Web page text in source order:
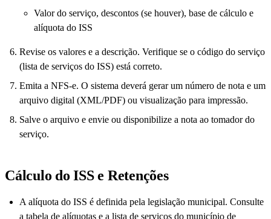
Valor do serviço, descontos (se houver), base de cálculo e
alíquota do ISS
Revise os valores e a descrição. Verifique se o código do serviço
(lista de serviços do ISS) está correto.
Emita a NFS-e. O sistema deverá gerar um número de nota e um
arquivo digital (XML/PDF) ou visualização para impressão.
Salve o arquivo e envie ou disponibilize a nota ao tomador do
serviço.
Cálculo do ISS e Retenções
A alíquota do ISS é definida pela legislação municipal. Consulte
a tabela de alíquotas e a lista de serviços do município de